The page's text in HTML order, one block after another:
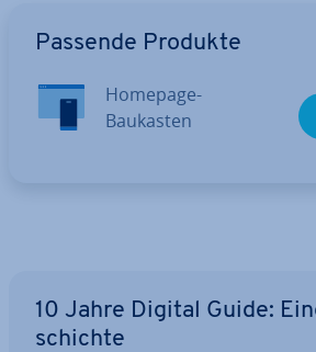
Passende Produkte
Homepage-
Baukasten
10 Jahre Digital Guide:
schich­te